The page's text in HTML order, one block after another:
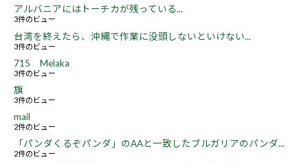
アルバニアにはトーチカが残っている...
3件のビュー
台湾を終えたら、沖縄で作業に没頭しないといけない...
3件のビュー
715 Melaka
3件のビュー
旗
3件のビュー
mail
2件のビュー
「パンダくるぞパンダ」のAAと一致したブルガリアのパンダ...
2件のビュー